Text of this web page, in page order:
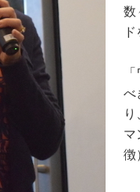
数
べ
マ
徴